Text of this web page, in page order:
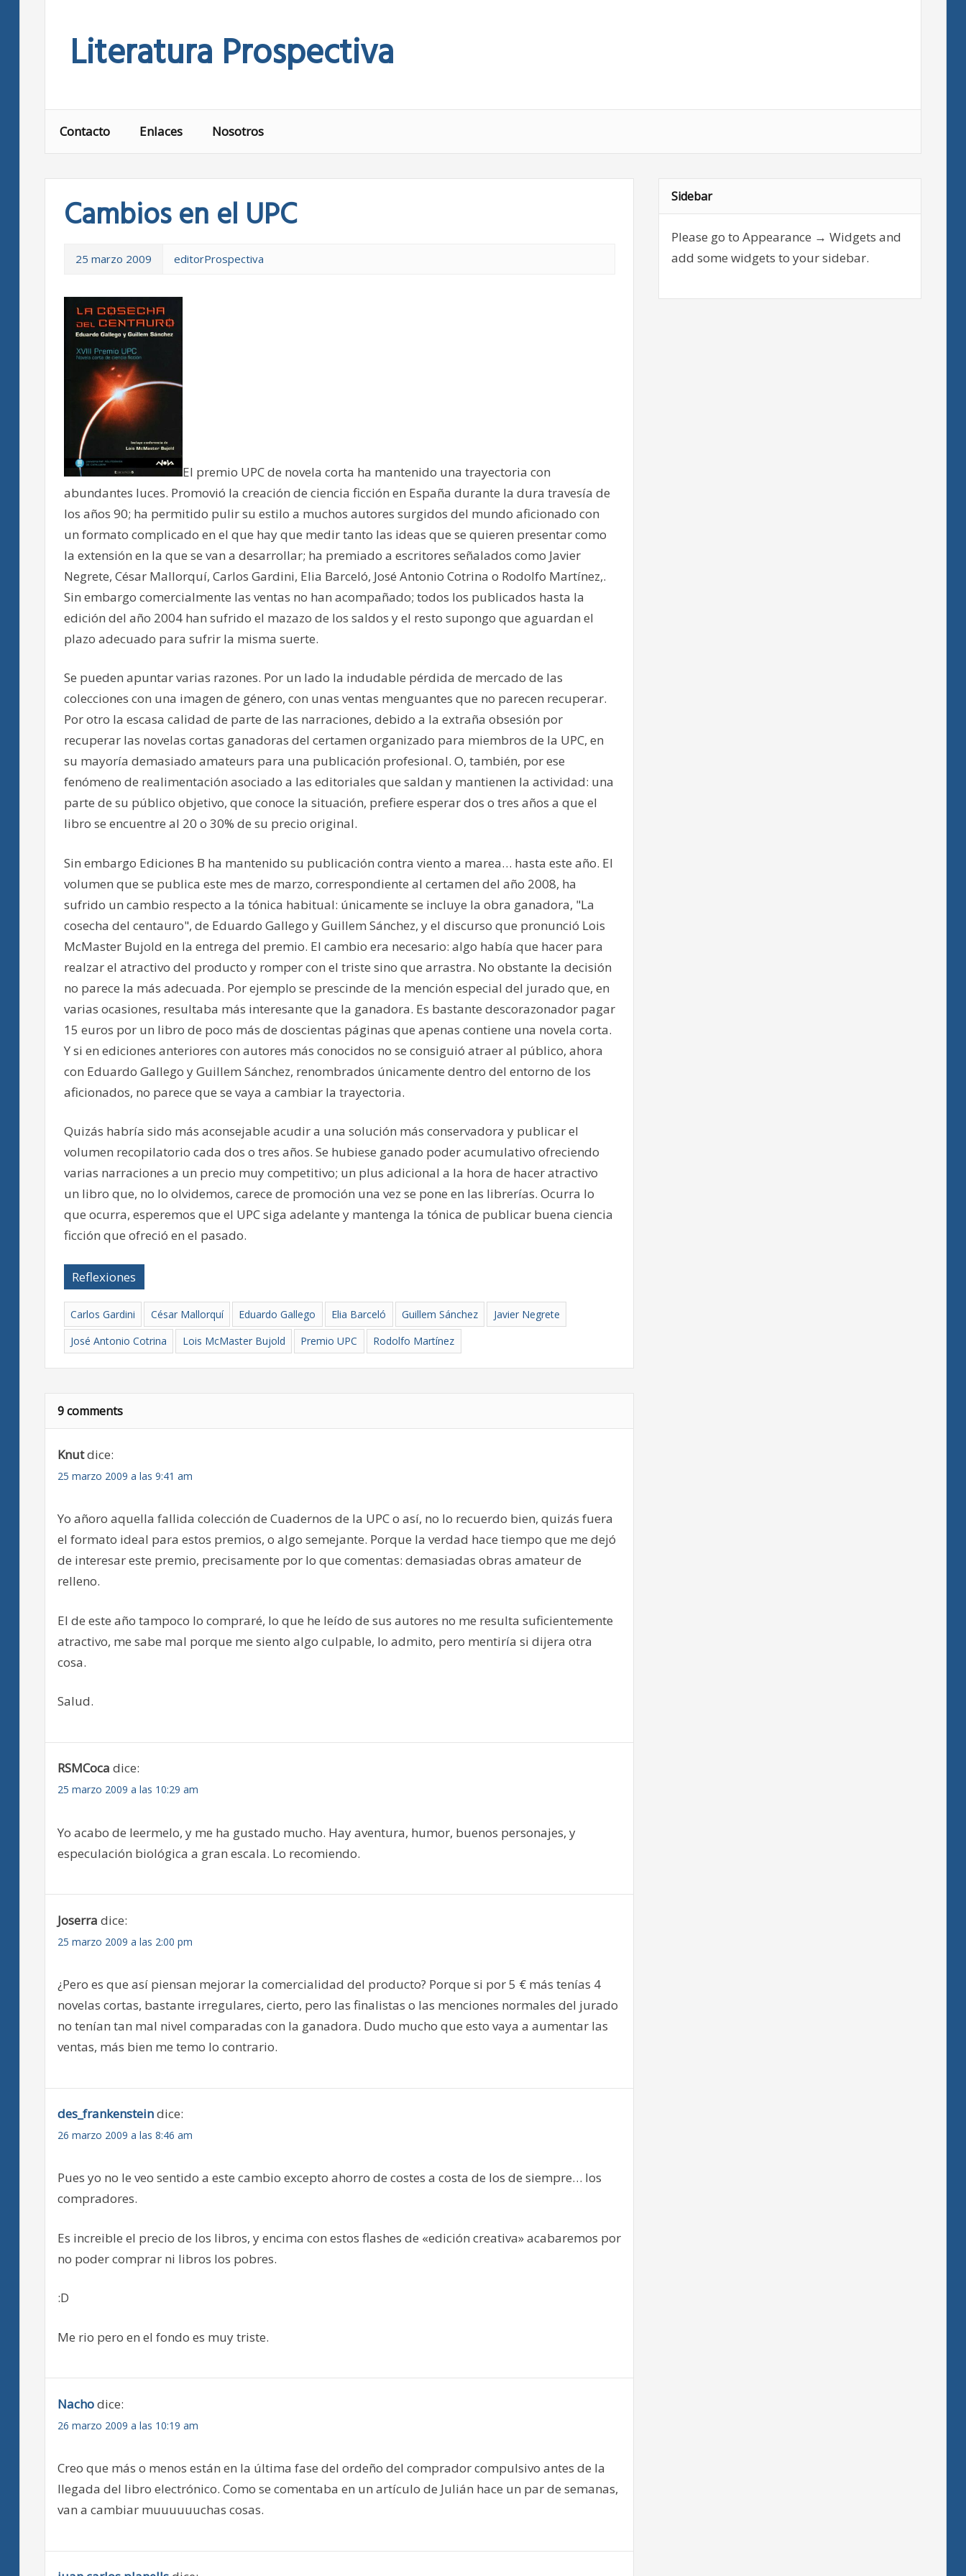
Literatura Prospectiva
Contacto Enlaces Nosotros
Cambios en el UPC
25 marzo 2009 editorProspectiva
El premio UPC de novela corta ha mantenido una trayectoria con
abundantes luces. Promovió la creación de ciencia ficción en España durante la dura travesía de
los años 90; ha permitido pulir su estilo a muchos autores surgidos del mundo aficionado con
un formato complicado en el que hay que medir tanto las ideas que se quieren presentar como
la extensión en la que se van a desarrollar; ha premiado a escritores señalados como Javier
Negrete, César Mallorquí, Carlos Gardini, Elia Barceló, José Antonio Cotrina o Rodolfo Martínez,.
Sin embargo comercialmente las ventas no han acompañado; todos los publicados hasta la
edición del año 2004 han sufrido el mazazo de los saldos y el resto supongo que aguardan el
plazo adecuado para sufrir la misma suerte.
Se pueden apuntar varias razones. Por un lado la indudable pérdida de mercado de las
colecciones con una imagen de género, con unas ventas menguantes que no parecen recuperar.
Por otro la escasa calidad de parte de las narraciones, debido a la extraña obsesión por
recuperar las novelas cortas ganadoras del certamen organizado para miembros de la UPC, en
su mayoría demasiado amateurs para una publicación profesional. O, también, por ese
fenómeno de realimentación asociado a las editoriales que saldan y mantienen la actividad: una
parte de su público objetivo, que conoce la situación, prefiere esperar dos o tres años a que el
libro se encuentre al 20 o 30% de su precio original.
Sin embargo Ediciones B ha mantenido su publicación contra viento a marea… hasta este año. El
volumen que se publica este mes de marzo, correspondiente al certamen del año 2008, ha
sufrido un cambio respecto a la tónica habitual: únicamente se incluye la obra ganadora, "La
cosecha del centauro", de Eduardo Gallego y Guillem Sánchez, y el discurso que pronunció Lois
McMaster Bujold en la entrega del premio. El cambio era necesario: algo había que hacer para
realzar el atractivo del producto y romper con el triste sino que arrastra. No obstante la decisión
no parece la más adecuada. Por ejemplo se prescinde de la mención especial del jurado que, en
varias ocasiones, resultaba más interesante que la ganadora. Es bastante descorazonador pagar
15 euros por un libro de poco más de doscientas páginas que apenas contiene una novela corta.
Y si en ediciones anteriores con autores más conocidos no se consiguió atraer al público, ahora
con Eduardo Gallego y Guillem Sánchez, renombrados únicamente dentro del entorno de los
aficionados, no parece que se vaya a cambiar la trayectoria.
Quizás habría sido más aconsejable acudir a una solución más conservadora y publicar el
volumen recopilatorio cada dos o tres años. Se hubiese ganado poder acumulativo ofreciendo
varias narraciones a un precio muy competitivo; un plus adicional a la hora de hacer atractivo
un libro que, no lo olvidemos, carece de promoción una vez se pone en las librerías. Ocurra lo
que ocurra, esperemos que el UPC siga adelante y mantenga la tónica de publicar buena ciencia
ficción que ofreció en el pasado.
Reflexiones
Carlos Gardini César Mallorquí Eduardo Gallego Elia Barceló Guillem Sánchez
Javier Negrete
José Antonio Cotrina
Lois McMaster Bujold Premio UPC Rodolfo Martínez
9 comments
Knutdice:
25 marzo 2009 a las 9:41 am
Yo añoro aquella fallida colección de Cuadernos de la UPC o así, no lo recuerdo bien, quizás fuera
el formato ideal para estos premios, o algo semejante. Porque la verdad hace tiempo que me dejó
de interesar este premio, precisamente por lo que comentas: demasiadas obras amateur de
relleno.
El de este año tampoco lo compraré, lo que he leído de sus autores no me resulta suficientemente
atractivo, me sabe mal porque me siento algo culpable, lo admito, pero mentiría si dijera otra
cosa.
Salud.
RSMCoca dice:
25 marzo 2009 a las 10:29 am
Yo acabo de leermelo, y me ha gustado mucho. Hay aventura, humor, buenos personajes, y
especulación biológica a gran escala. Lo recomiendo.
Joserra dice:
25 marzo 2009 a las 2:00 pm
¿Pero es que así piensan mejorar la comercialidad del producto? Porque si por 5 € más tenías 4
novelas cortas, bastante irregulares, cierto, pero las finalistas o las menciones normales del jurado
no tenían tan mal nivel comparadas con la ganadora. Dudo mucho que esto vaya a aumentar las
ventas, más bien me temo lo contrario.
des_frankensteindice:
26 marzo 2009 a las 8:46 am
Pues yo no le veo sentido a este cambio excepto ahorro de costes a costa de los de siempre… los
compradores.
Es increible el precio de los libros, y encima con estos flashes de «edición creativa» acabaremos por
no poder comprar ni libros los pobres.
:D
Me rio pero en el fondo es muy triste.
Nachodice:
26 marzo 2009 a las 10:19 am
Creo que más o menos están en la última fase del ordeño del comprador compulsivo antes de la
llegada del libro electrónico. Como se comentaba en un artículo de Julián hace un par de semanas,
van a cambiar muuuuuuchas cosas.
Sidebar
Please go to Appearance → Widgets and
add some widgets to your sidebar.